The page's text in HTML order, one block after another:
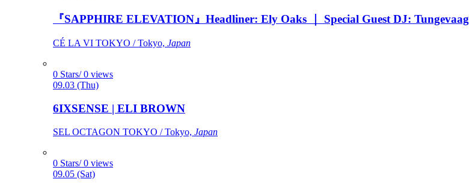
『SAPPHIRE ELEVATION』Headliner: Ely Oaks ｜ Special Guest DJ: Tungevaag
CÉ LA VI TOKYO / Tokyo, Japan
0 Stars/ 0 views
09.03 (Thu)
6IXSENSE | ELI BROWN
SEL OCTAGON TOKYO / Tokyo, Japan
0 Stars/ 0 views
09.05 (Sat)